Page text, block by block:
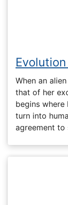
When an
that of her
begins where
turn into
agreement to